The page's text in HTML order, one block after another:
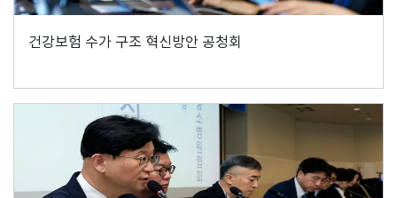
건강보험 수가 구조 혁신방안 공청회